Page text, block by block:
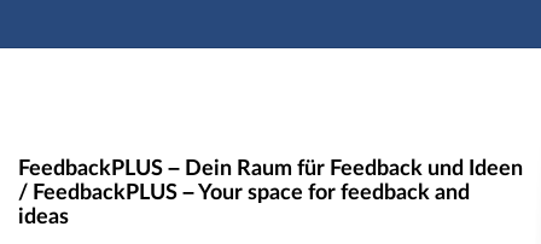
Hauptnavigation
Feedback
FeedbackPLUS – Dein Raum für Feedback und Ideen
/ FeedbackPLUS – Your space for feedback and
ideas